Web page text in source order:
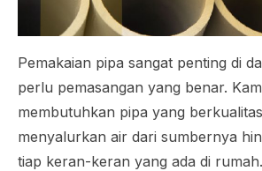
Pemakaian pipa sangat penting di
perlu pemasangan yang benar.
membutuhkan pipa yang
menyalurkan air dari sumbernya
tiap keran-keran yang ada di